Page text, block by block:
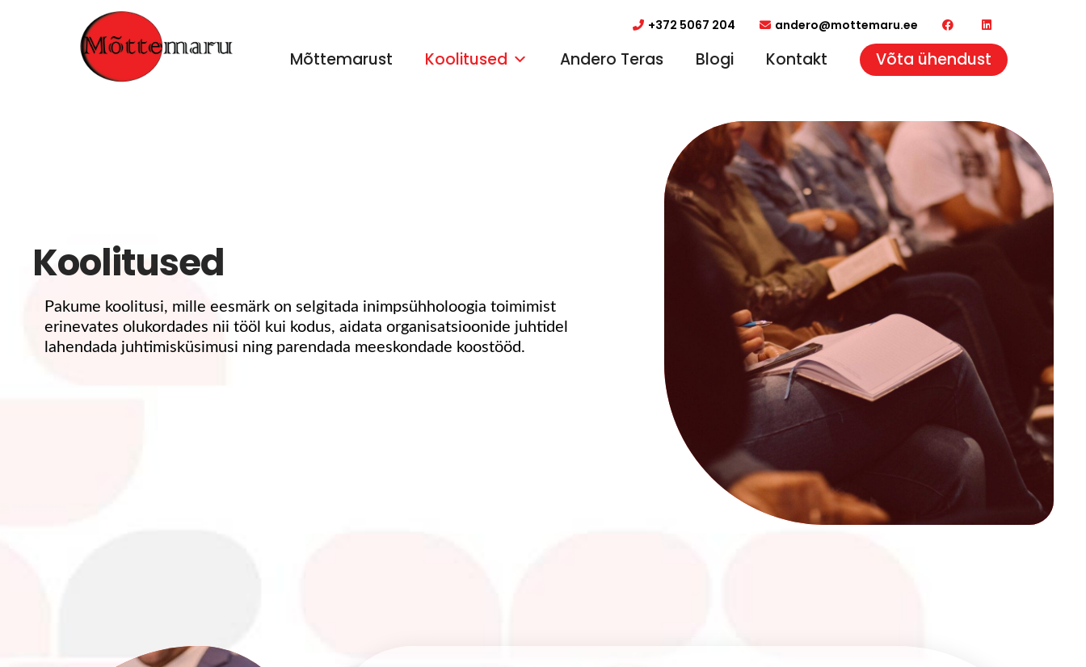
+372 5067 204 andero@mottemaru.ee
Mõttemarust Koolitused Andero Teras Blogi Kontakt Võta ühendust
Koolitused
Pakume koolitusi, mille eesmärk on selgitada inimpsühholoogia toimimist
erinevates olukordades nii tööl kui kodus, aidata organisatsioonide juhtidel
lahendada juhtimisküsimusi ning parendada meeskondade koostööd.